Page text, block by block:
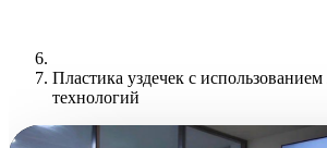
Пластика уздечек с
технологий